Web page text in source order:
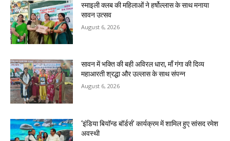
स्माइली क्लब की महिलाओं ने हर्षोल्लास के साथ मनाया
सावन उत्सव
August 6, 2026
सावन में भक्ति की बही अविरल धारा, माँ गंगा की दिव्य
महाआरती श्रद्धा और उल्लास के साथ संपन्न
August 6, 2026
‘इंडिया बियॉन्ड बॉर्डर्स’ कार्यक्रम में शामिल हुए सांसद रमेश
अवस्थी